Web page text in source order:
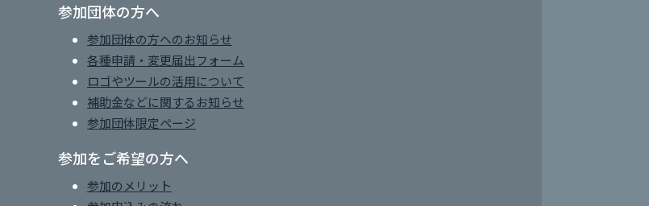
参加団体の方へ
参加団体の方へのお知らせ
各種申請・変更届出フォーム
ロゴやツールの活用について
補助金などに関するお知らせ
参加団体限定ページ
参加をご希望の方へ
参加のメリット